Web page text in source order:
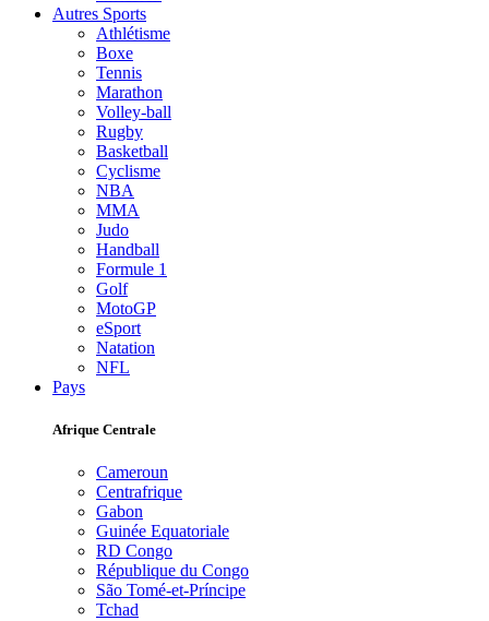
Autres Sports
Athlétisme
Boxe
Tennis
Marathon
Volley-ball
Rugby
Basketball
Cyclisme
NBA
MMA
Judo
Handball
Formule 1
Golf
MotoGP
eSport
Natation
NFL
Pays
Afrique Centrale
Cameroun
Centrafrique
Gabon
Guinée Equatoriale
RD Congo
République du Congo
São Tomé-et-Príncipe
Tchad